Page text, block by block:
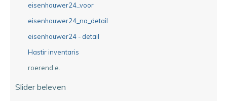
eisenhouwer24_voor
eisenhouwer24_na_detail
eisenhouwer24 - detail
Hastir inventaris
roerend e.
Slider beleven